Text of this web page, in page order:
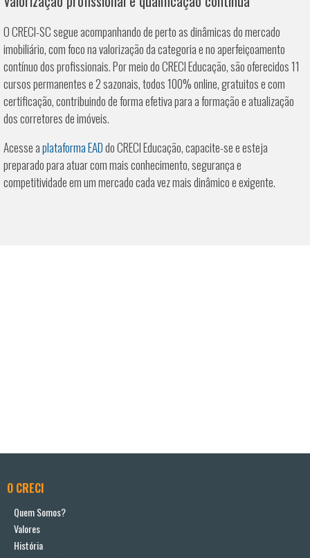
O CRECI-SC segue acompanhando de perto as dinâmicas do mercado
imobiliário, com foco na valorização da categoria e no aperfeiçoamento
contínuo dos profissionais. Por meio do CRECI Educação, são oferecidos 11
cursos permanentes e 2 sazonais, todos 100% online, gratuitos e com
certificação, contribuindo de forma efetiva para a formação e atualização
dos corretores de imóveis.
Acesse aplataforma EADdo CRECI Educação, capacite-se e esteja
preparado para atuar com mais conhecimento, segurança e
competitividade em um mercado cada vez mais dinâmico e exigente.
O CRECI
Quem Somos?
Valores
História